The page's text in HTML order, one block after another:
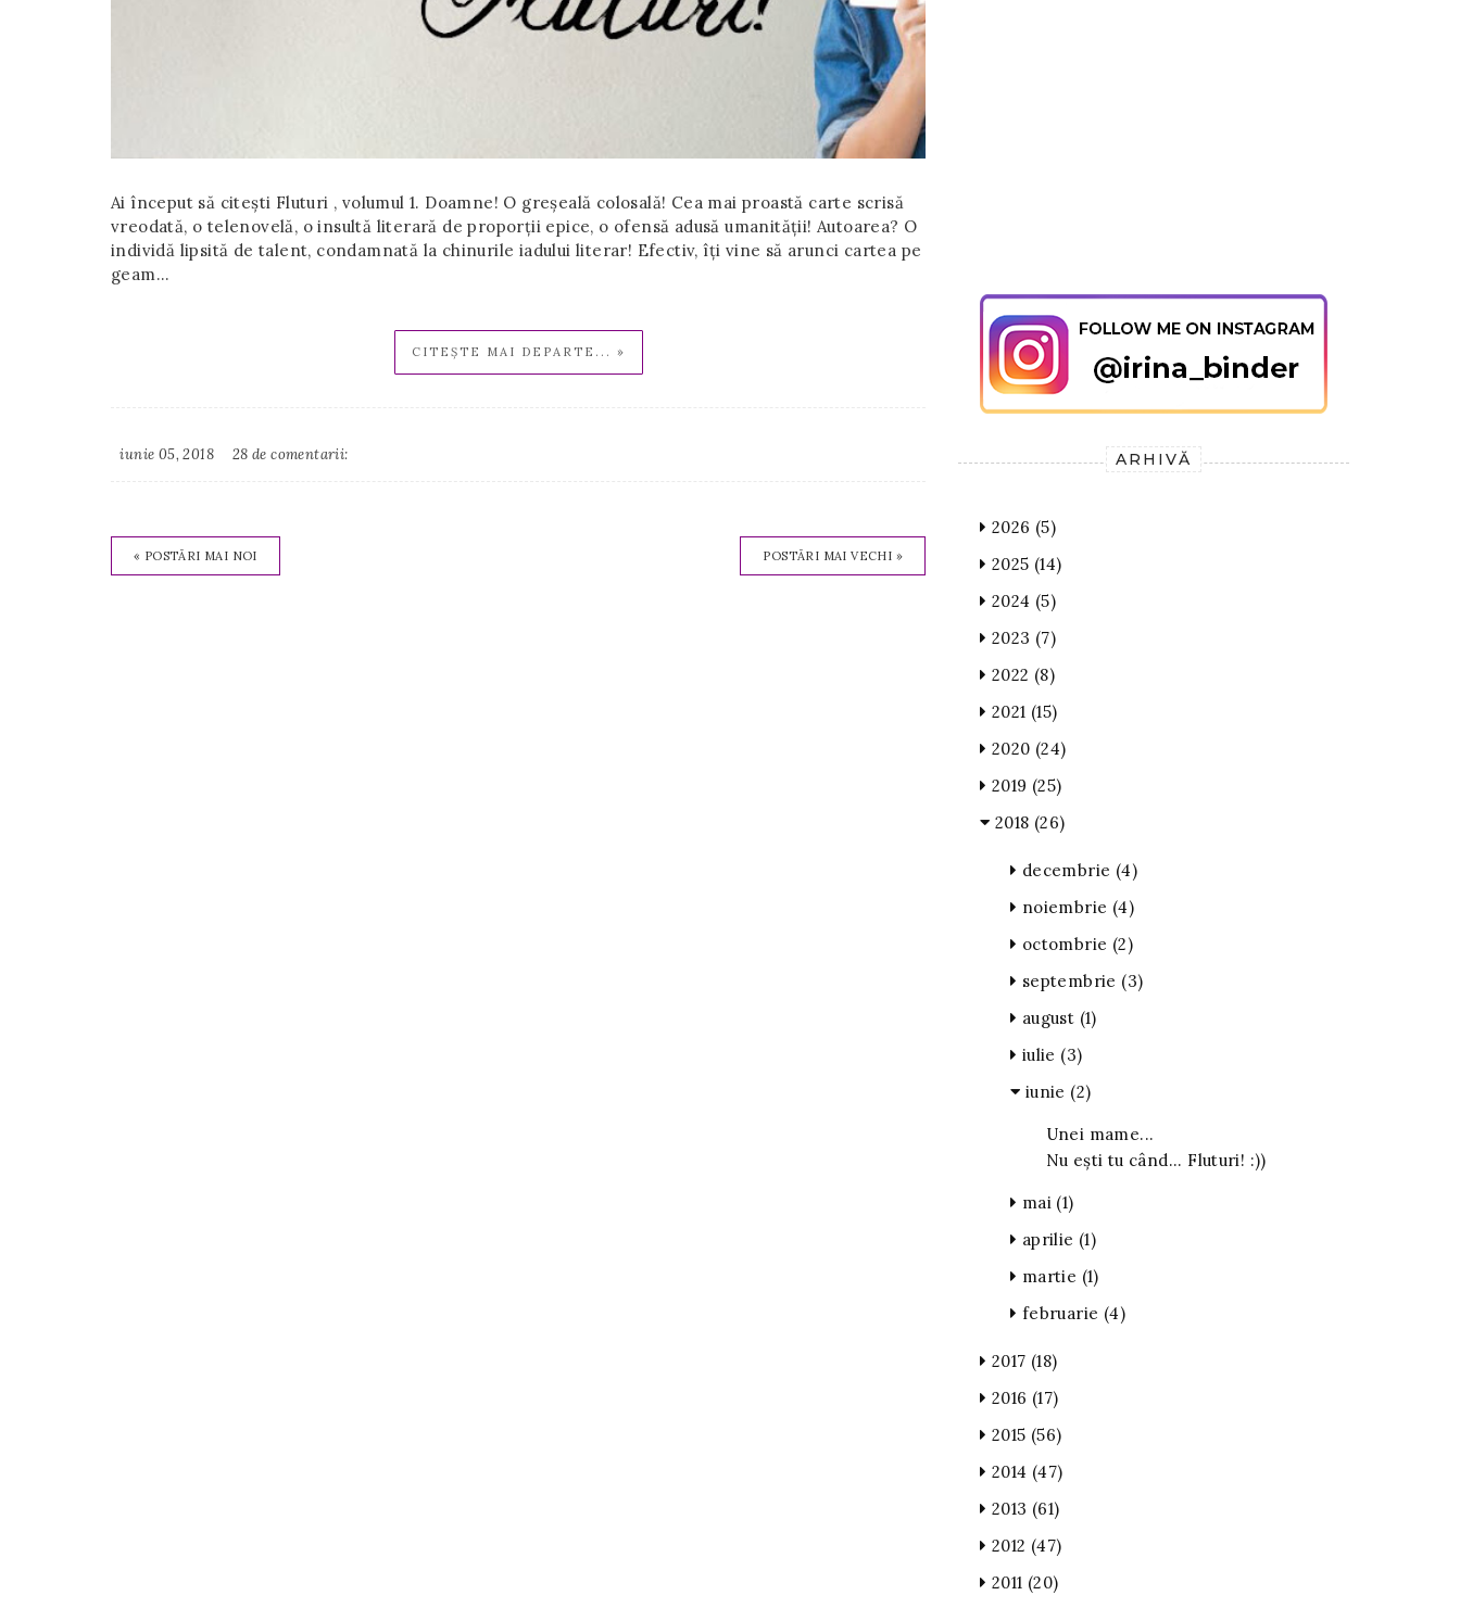
Ai început să citești Fluturi , volumul 1. Doamne! O greșeală colosală! Cea mai proastă carte scrisă
vreodată, o telenovelă, o insultă literară de proporții epice, o ofensă adusă umanității! Autoarea? O
individă lipsită de talent, condamnată la chinurile iadului literar! Efectiv, îți vine să arunci cartea pe
geam…
CITEȘTE MAI DEPARTE... »
iunie 05, 2018 28 de comentarii:
« POSTĂRI MAI NOI POSTĂRI MAI VECHI »
ARHIVĂ
2026 (5)
2025 (14)
2024 (5)
2023 (7)
2022 (8)
2021 (15)
2020 (24)
2019 (25)
2018 (26)
decembrie (4)
noiembrie (4)
octombrie (2)
septembrie (3)
august (1)
iulie (3)
iunie (2)
Unei mame...
Nu ești tu când... Fluturi! :))
mai (1)
aprilie (1)
martie (1)
februarie (4)
2017 (18)
2016 (17)
2015 (56)
2014 (47)
2013 (61)
2012 (47)
2011 (20)